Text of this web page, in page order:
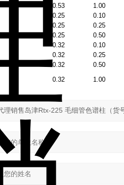
0.53 1.00
0.25 0.10
0.25 0.25
0.25 0.50
0.32 0.10
0.32 0.25
0.32 0.50
0.32 1.00